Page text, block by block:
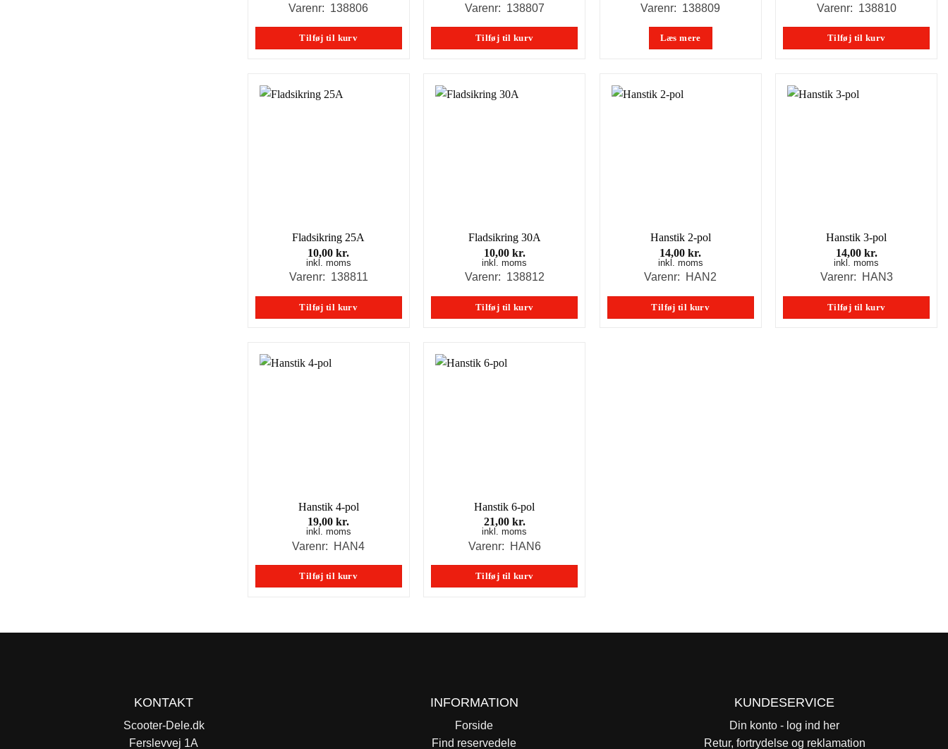
Varenr: 138806
Tilføj til kurv
Varenr: 138807
Tilføj til kurv
Varenr: 138809
Læs mere
Varenr: 138810
Tilføj til kurv
Fladsikring 25A
10,00kr.
inkl. moms
Varenr: 138811
Tilføj til kurv
Fladsikring 30A
10,00 kr.
inkl. moms
Varenr: 138812
Tilføj til kurv
Hanstik 2-pol
14,00kr.
inkl. moms
Varenr: HAN2
Tilføj til kurv
Hanstik 3-pol
14,00 kr.
inkl. moms
Varenr: HAN3
Tilføj til kurv
Hanstik 4-pol
19,00kr.
inkl. moms
Varenr: HAN4
Tilføj til kurv
Hanstik 6-pol
21,00 kr.
inkl. moms
Varenr: HAN6
Tilføj til kurv
KONTAKT
Scooter-Dele.dk
Ferslevvej 1A
INFORMATION
Forside
Find reservedele
KUNDESERVICE
Din konto - log ind her
Retur, fortrydelse og reklamation